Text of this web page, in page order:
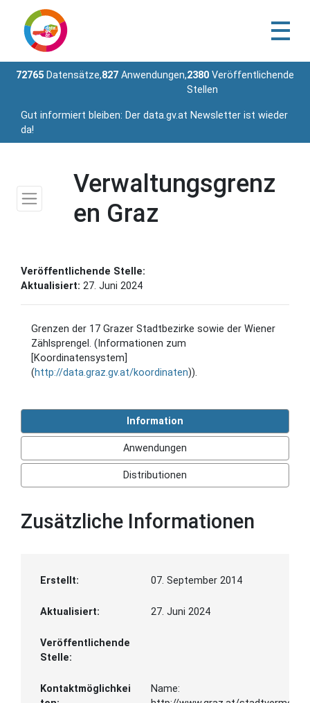
72765 Datensätze,827 Anwendungen,2380 Veröffentlichende
Stellen
Gut informiert bleiben: Der data.gv.at Newsletter ist wieder
da!
Verwaltungsgrenz
en Graz
Veröffentlichende Stelle:
Aktualisiert: 27. Juni 2024
Grenzen der 17 Grazer Stadtbezirke sowie der Wiener
Zählsprengel. (Informationen zum
[Koordinatensystem]
(http://data.graz.gv.at/koordinaten)).
Information
Anwendungen
Distributionen
Zusätzliche Informationen
Erstellt: 07. September 2014
Aktualisiert: 27. Juni 2024
Veröffentlichende
Stelle:
Kontaktmöglichkei
Name: